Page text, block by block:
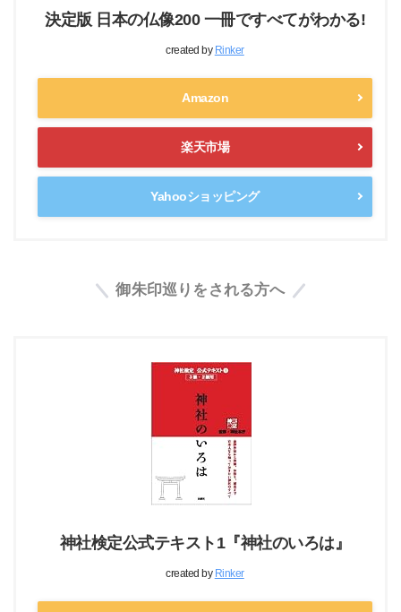
決定版 日本の仏像200 一冊ですべてがわかる!
created by Rinker
Amazon
楽天市場
Yahooショッピング
御朱印巡りをされる方へ
神社検定公式テキスト1『神社のいろは』
created by Rinker